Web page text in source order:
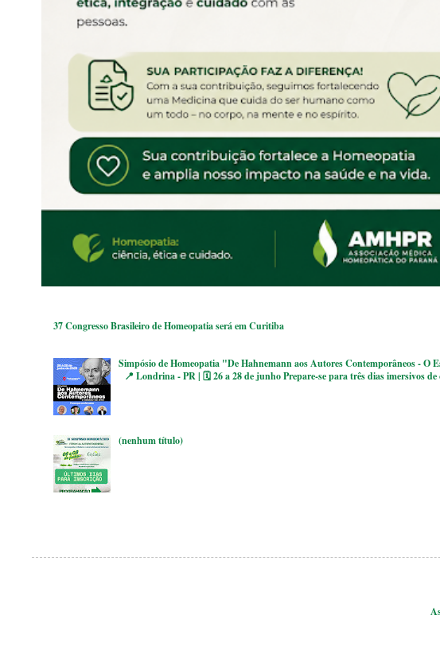
37 Congresso Brasileiro de Homeopatia será em Curitiba
Simpósio de Homeopatia "De Hahnemann aos Autores Contemporâneos - O
📍 Londrina - PR | 🗓 26 a 28 de junho Prepare-se para três dias imersivos
(nenhum título)